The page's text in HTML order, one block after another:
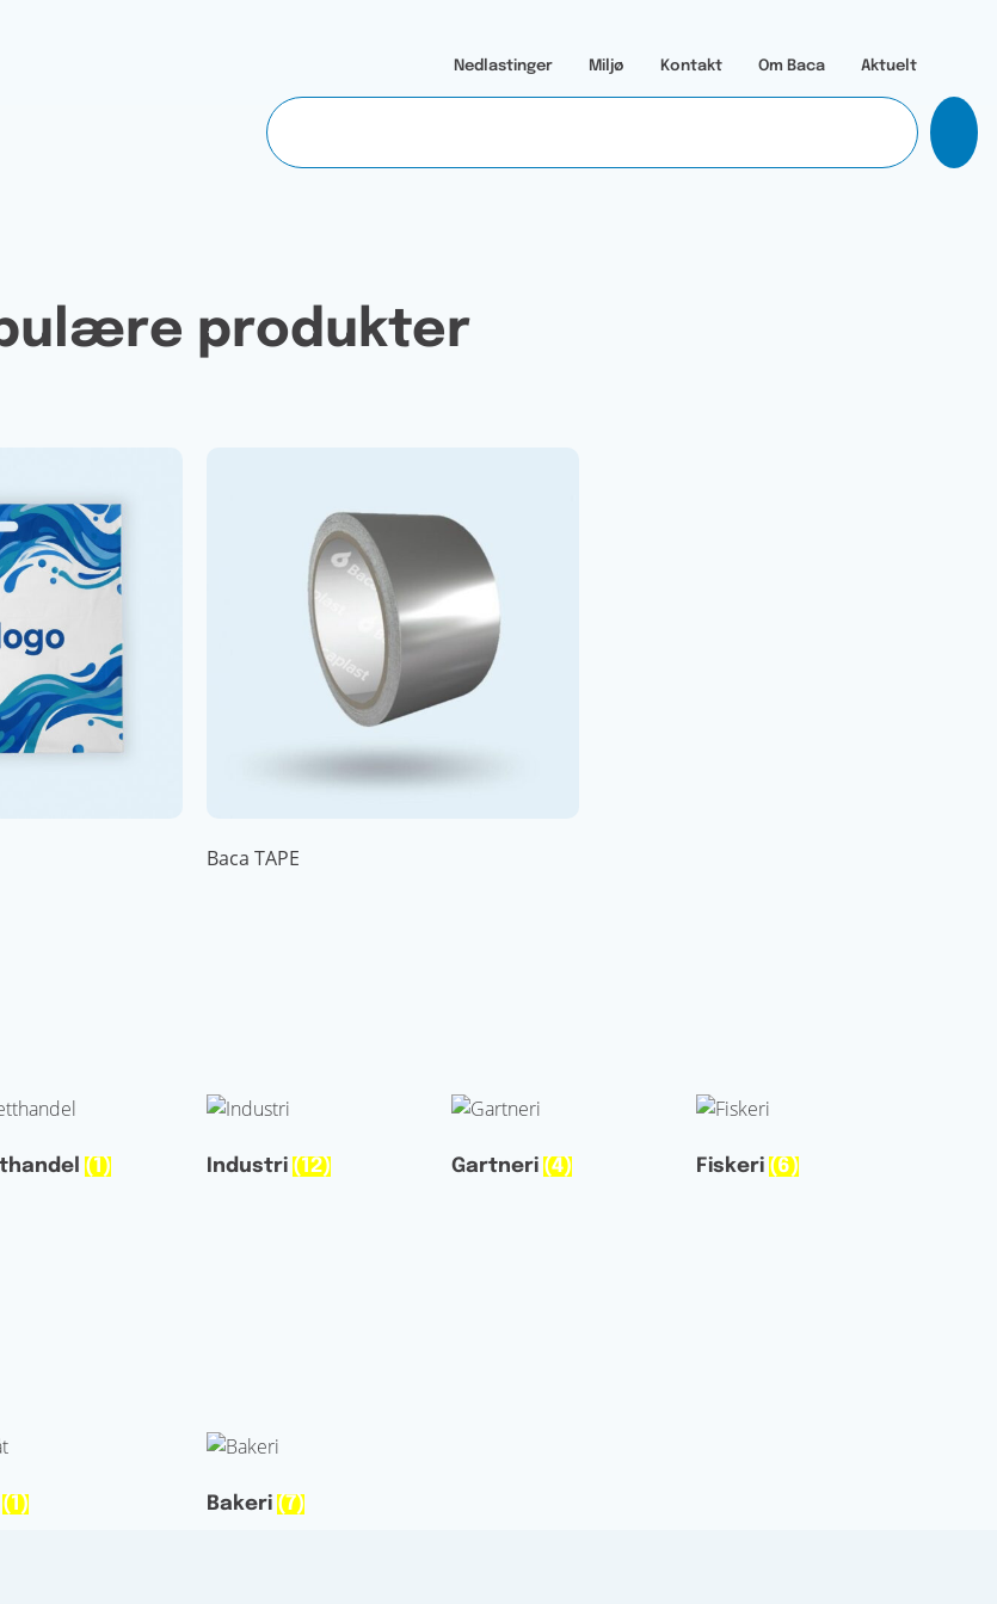
Nedlastinger Miljø Kontakt Om Baca Aktuelt
produkter
Baca TAPE
(1) Industri (12) Gartneri (4) Fiskeri (6)
(1) Bakeri (7)